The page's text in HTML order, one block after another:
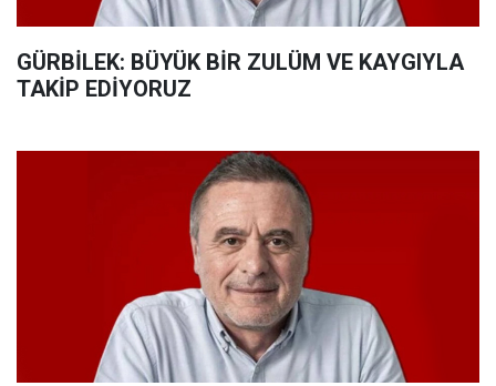
GÜRBİLEK: BÜYÜK BİR ZULÜM VE KAYGIYLA
TAKİP EDİYORUZ